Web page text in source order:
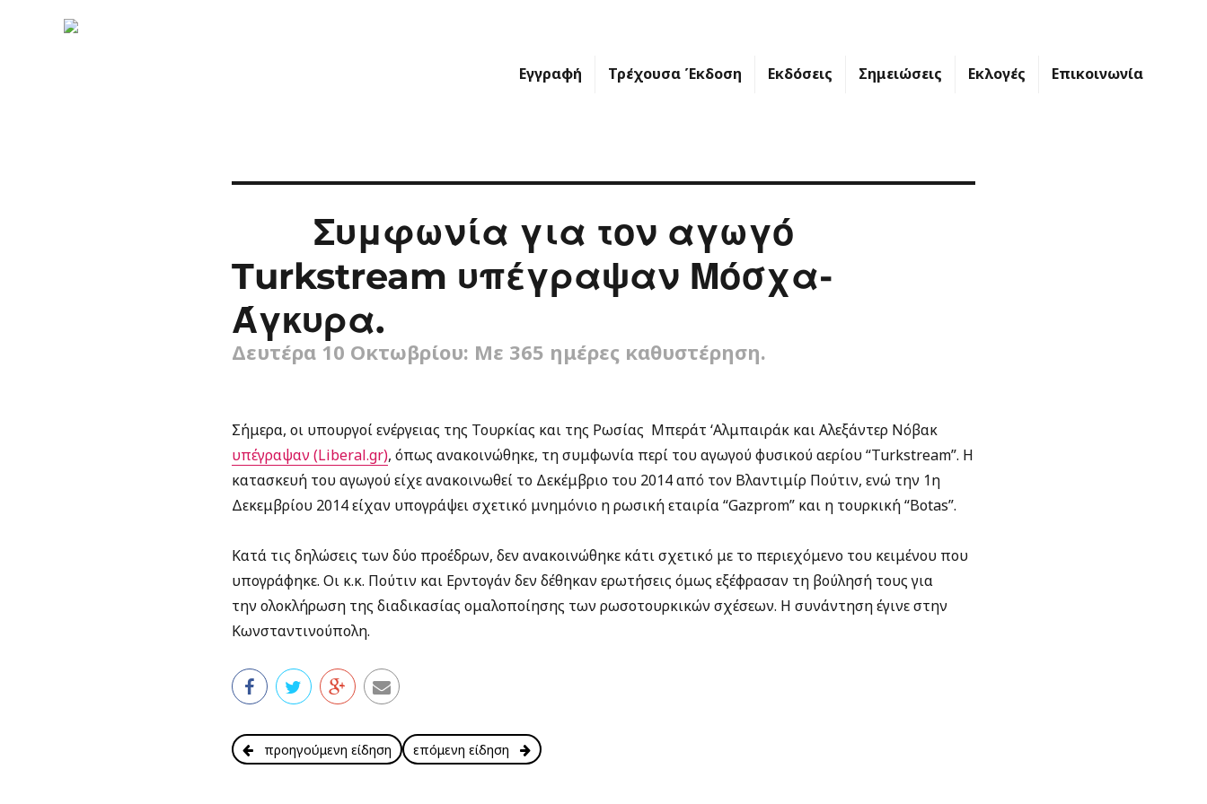
Εγγραφή Τρέχουσα Έκδοση Εκδόσεις Σημειώσεις Εκλογές Επικοινωνία
Συμφωνία για τον αγωγό
Turkstream υπέγραψαν Μόσχα-
Άγκυρα.
Δευτέρα 10 Οκτωβρίου: Με 365 ημέρες καθυστέρηση.
Σήμερα, οι υπουργοί ενέργειας της Τουρκίας και της Ρωσίας Μπεράτ ‘Αλμπαιράκ και Αλεξάντερ Νόβακ
υπέγραψαν (Liberal.gr), όπως ανακοινώθηκε, τη συμφωνία περί του αγωγού φυσικού αερίου “Turkstream”. Η
κατασκευή του αγωγού είχε ανακοινωθεί το Δεκέμβριο του 2014 από τον Βλαντιμίρ Πούτιν, ενώ την 1η
Δεκεμβρίου 2014 είχαν υπογράψει σχετικό μνημόνιο η ρωσική εταιρία “Gazprom” και η τουρκική “Botas”.
Κατά τις δηλώσεις των δύο προέδρων, δεν ανακοινώθηκε κάτι σχετικό με το περιεχόμενο του κειμένου που
υπογράφηκε. Οι κ.κ. Πούτιν και Ερντογάν δεν δέθηκαν ερωτήσεις όμως εξέφρασαν τη βούλησή τους για
την ολοκλήρωση της διαδικασίας ομαλοποίησης των ρωσοτουρκικών σχέσεων. Η συνάντηση έγινε στην
Κωνσταντινούπολη.
προηγούμενη είδηση επόμενη είδηση